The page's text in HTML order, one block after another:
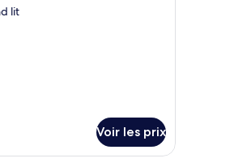
lit
Voir les prix